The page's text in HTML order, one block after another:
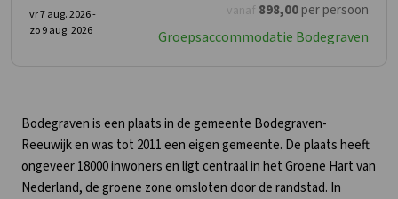
vanaf 898,00per persoon
vr 7 aug. 2026 -
zo 9 aug. 2026
Groepsaccommodatie Bodegraven
Bodegraven is een plaats in de gemeente Bodegraven-
Reeuwijk en was tot 2011 een eigen gemeente. De plaats heeft
ongeveer 18000 inwoners en ligt centraal in het Groene Hart van
Nederland, de groene zone omsloten door de randstad. In